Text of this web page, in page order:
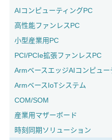
AIコンピューティングPC
高性能ファンレスPC
小型産業用PC
PCI/PCIe拡張ファンレスPC
ArmベースエッジAIコンピュー
ArmベースIoTシステム
COM/SOM
産業用マザーボード
時刻同期ソリューション